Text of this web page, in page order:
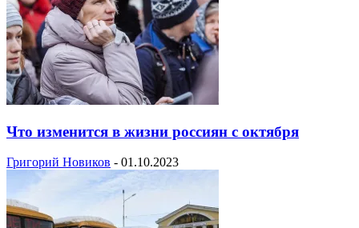
Что изменится в жизни россиян с октября
Григорий Новиков - 01.10.2023